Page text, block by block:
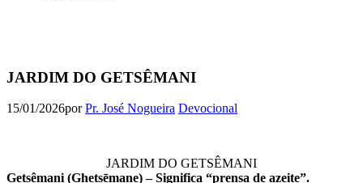
JARDIM DO GETSÊMANI
15/01/2026porPr. José Nogueira Devocional
JARDIM DO GETSÊMANI
Getsêmani (Ghetsēmane) – Significa “prensa de azeite”.